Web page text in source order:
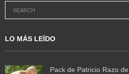
LO MÁS LEÍDO
Pack de Patricio Razo